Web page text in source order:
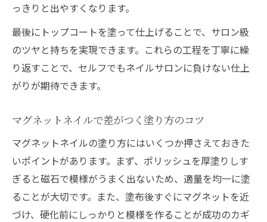
っきりと出やすくなります。
最後にトップコートを塗って仕上げることで、サロン級
のツヤと持ちを実現できます。これらの工程を丁寧に繰
り返すことで、セルフでもネイルサロンに負けない仕上
がりが期待できます。
マグネットネイルで差がつく塗り方のコツ
マグネットネイルの塗り方にはいくつか押さえておきた
いポイントがあります。まず、ポリッシュを厚塗りしす
ぎると磁石で模様がうまく出ないため、適量を均一に塗
ることが大切です。また、塗布後すぐにマグネットを近
づけ、硬化前にしっかりと模様を作ることが成功のカギ